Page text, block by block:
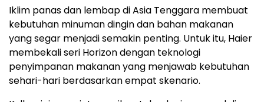
Iklim panas dan lembap di Asia Tenggara membuat
kebutuhan minuman dingin dan bahan makanan
yang segar menjadi semakin penting. Untuk itu, Haier
membekali seri Horizon dengan teknologi
penyimpanan makanan yang menjawab kebutuhan
sehari-hari berdasarkan empat skenario.